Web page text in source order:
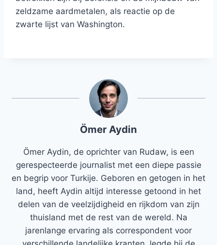
zeldzame aardmetalen, als reactie op de
zwarte lijst van Washington.
Ömer Aydin
Ömer Aydin, de oprichter van Rudaw, is een
gerespecteerde journalist met een diepe passie
en begrip voor Turkije. Geboren en getogen in het
land, heeft Aydin altijd interesse getoond in het
delen van de veelzijdigheid en rijkdom van zijn
thuisland met de rest van de wereld. Na
jarenlange ervaring als correspondent voor